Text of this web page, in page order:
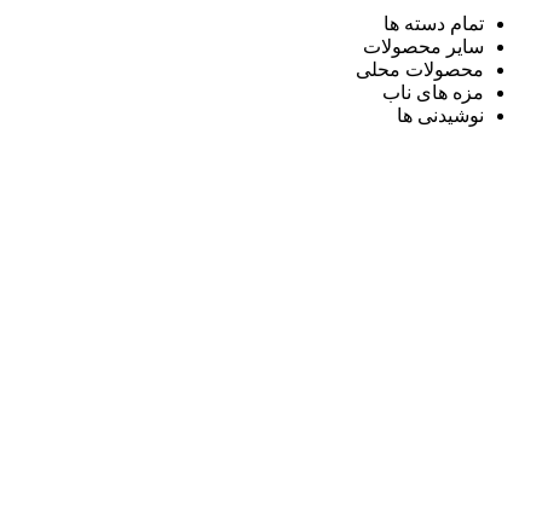
تمام دسته ها
سایر محصولات
محصولات محلی
مزه های ناب
نوشیدنی ها